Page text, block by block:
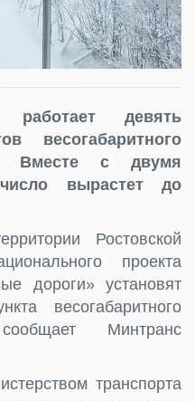
девять
весогабаритного
Вместе с двумя
вырастет до
Ростовской
проекта
дороги» установят
весогабаритного
Минтранс
транспорта